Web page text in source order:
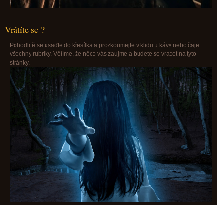
Vrátíte se ?
Pohodlně se usaďte do křesílka a prozkoumejte v klidu u kávy nebo čaje
všechny rubriky. Věříme, že něco vás zaujme a budete se vracet na tyto
stránky.